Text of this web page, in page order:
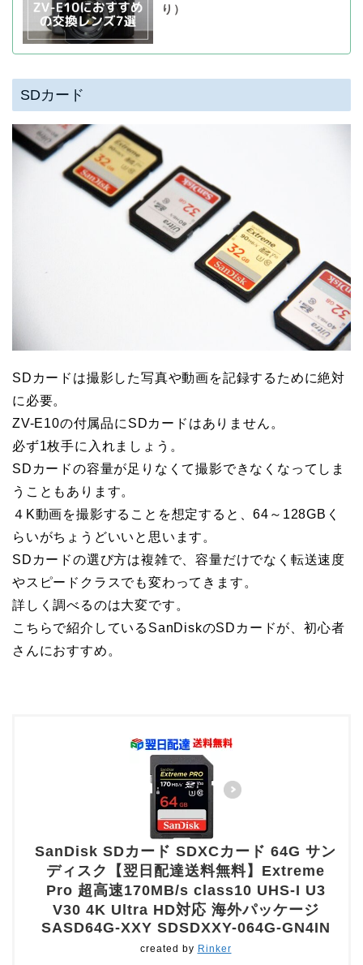
り）
SDカード
SDカードは撮影した写真や動画を記録するために絶対
に必要。
ZV-E10の付属品にSDカードはありません。
必ず1枚手に入れましょう。
SDカードの容量が足りなくて撮影できなくなってしま
うこともあります。
４K動画を撮影することを想定すると、64～128GBく
らいがちょうどいいと思います。
SDカードの選び方は複雑で、容量だけでなく転送速度
やスピードクラスでも変わってきます。
詳しく調べるのは大変です。
こちらで紹介しているSanDiskのSDカードが、初心者
さんにおすすめ。
SanDisk SDカード SDXCカード 64G サン
ディスク【翌日配達送料無料】Extreme
Pro 超高速170MB/s class10 UHS-I U3
V30 4K Ultra HD対応 海外パッケージ
SASD64G-XXY SDSDXXY-064G-GN4IN
created by Rinker